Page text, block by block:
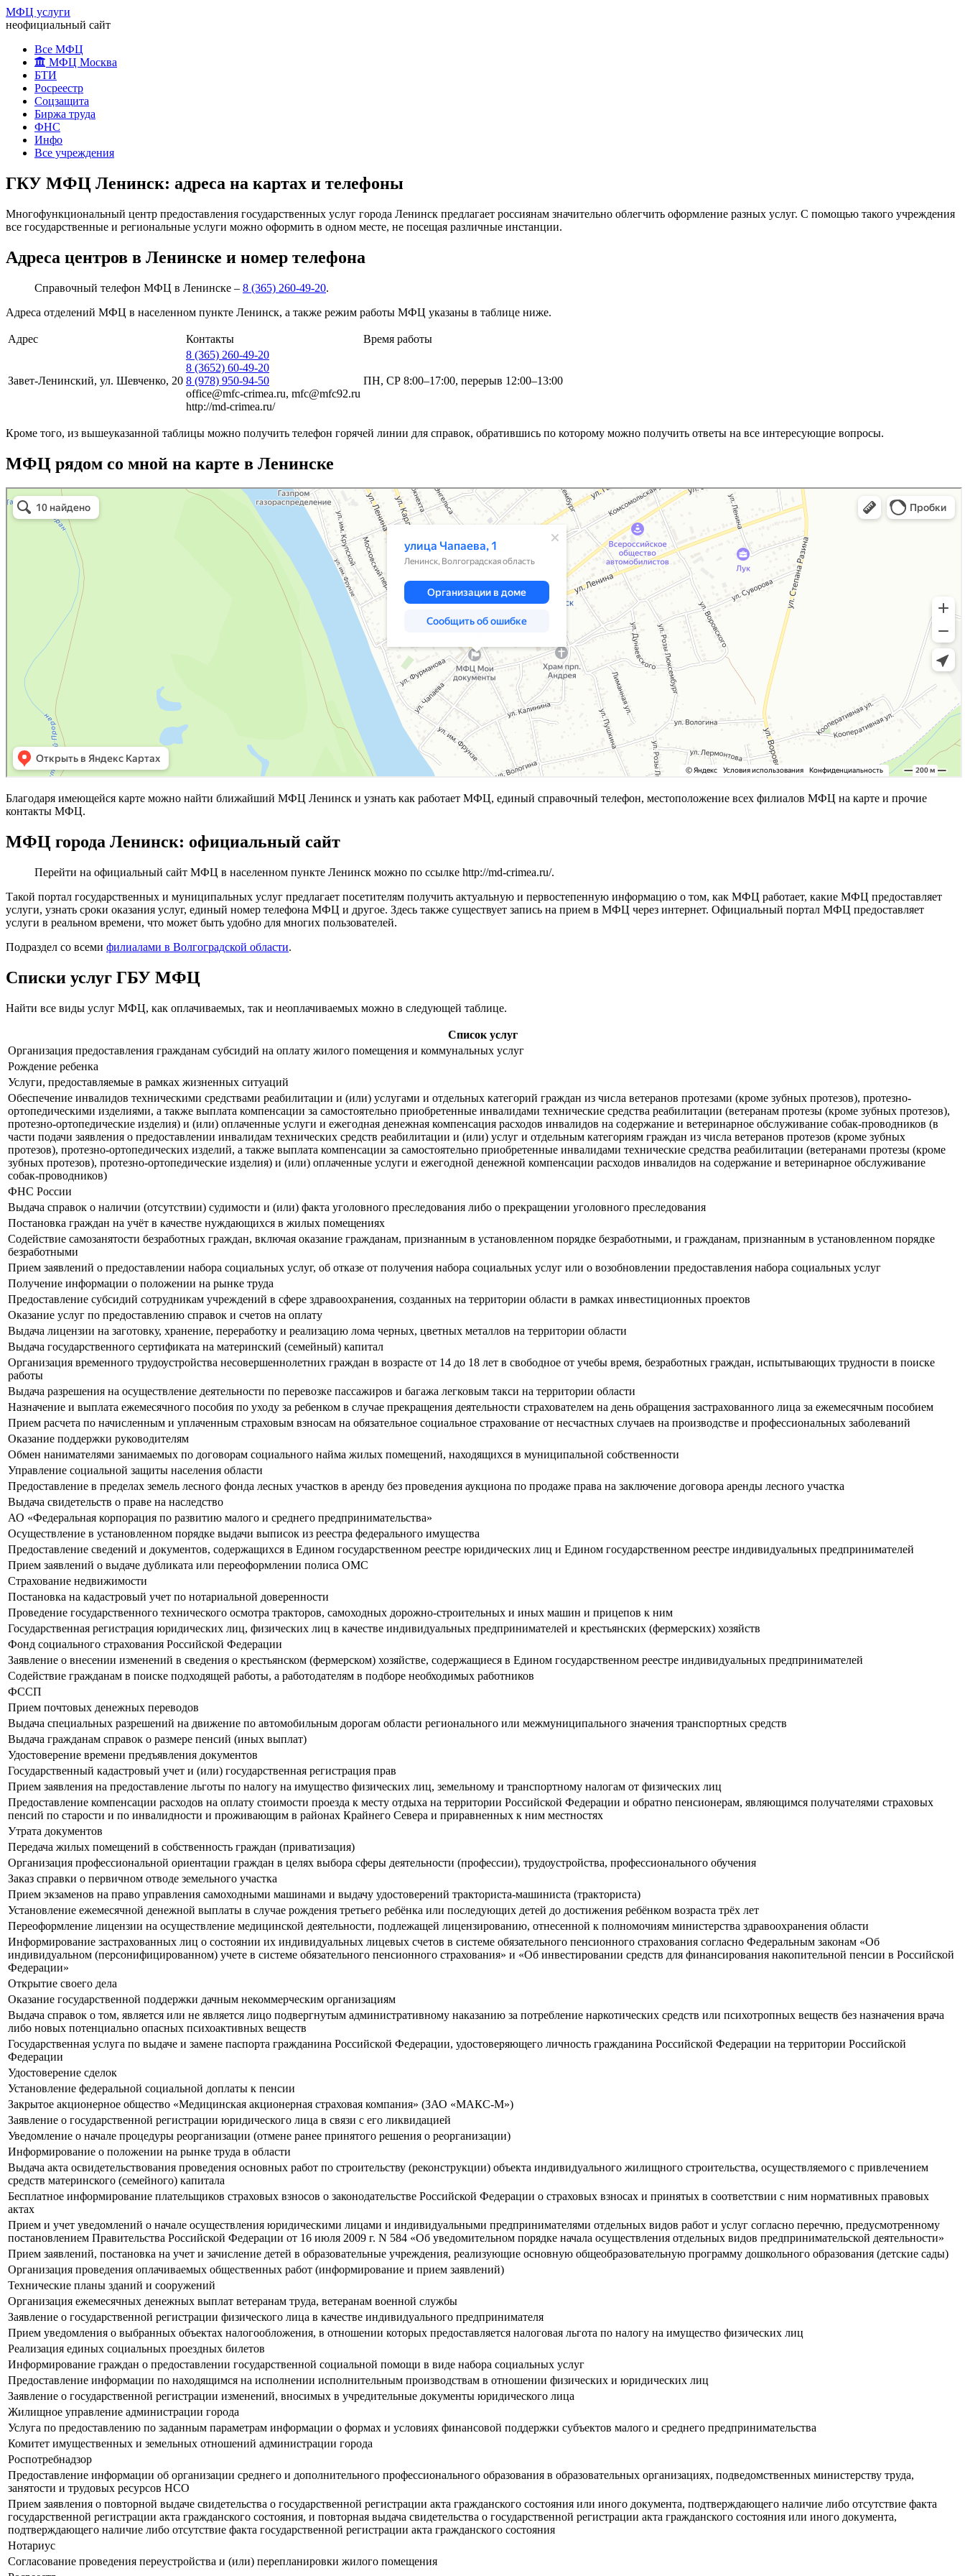
МФЦ услуги
неофициальный сайт
Все МФЦ
МФЦ Москва
БТИ
Росреестр
Соцзащита
Биржа труда
ФНС
Инфо
Все учреждения
ГКУ МФЦ Ленинск: адреса на картах и телефоны
Многофункциональный центр предоставления государственных услуг города Ленинск предлагает россиянам значительно облегчить оформление разных услуг. С помощью такого учреждения
все государственные и региональные услуги можно оформить в одном месте, не посещая различные инстанции.
Адреса центров в Ленинске и номер телефона
Справочный телефон МФЦ в Ленинске – 8 (365) 260-49-20.
Адреса отделений МФЦ в населенном пункте Ленинск, а также режим работы МФЦ указаны в таблице ниже.
Адрес Контакты Время работы
Завет-Ленинский, ул. Шевченко, 20
8 (365) 260-49-20
8 (3652) 60-49-20
8 (978) 950-94-50
office@mfc-crimea.ru, mfc@mfc92.ru
http://md-crimea.ru/
ПН, СР 8:00–17:00, перерыв 12:00–13:00
Кроме того, из вышеуказанной таблицы можно получить телефон горячей линии для справок, обратившись по которому можно получить ответы на все интересующие вопросы.
МФЦ рядом со мной на карте в Ленинске
Благодаря имеющейся карте можно найти ближайший МФЦ Ленинск и узнать как работает МФЦ, единый справочный телефон, местоположение всех филиалов МФЦ на карте и прочие
контакты МФЦ.
МФЦ города Ленинск: официальный сайт
Перейти на официальный сайт МФЦ в населенном пункте Ленинск можно по ссылке http://md-crimea.ru/.
Такой портал государственных и муниципальных услуг предлагает посетителям получить актуальную и первостепенную информацию о том, как МФЦ работает, какие МФЦ предоставляет
услуги, узнать сроки оказания услуг, единый номер телефона МФЦ и другое. Здесь также существует запись на прием в МФЦ через интернет. Официальный портал МФЦ предоставляет
услуги в реальном времени, что может быть удобно для многих пользователей.
Подраздел со всеми филиалами в Волгоградской области.
Списки услуг ГБУ МФЦ
Найти все виды услуг МФЦ, как оплачиваемых, так и неоплачиваемых можно в следующей таблице.
Список услуг
Организация предоставления гражданам субсидий на оплату жилого помещения и коммунальных услуг
Рождение ребенка
Услуги, предоставляемые в рамках жизненных ситуаций
Обеспечение инвалидов техническими средствами реабилитации и (или) услугами и отдельных категорий граждан из числа ветеранов протезами (кроме зубных протезов), протезно-
ортопедическими изделиями, а также выплата компенсации за самостоятельно приобретенные инвалидами технические средства реабилитации (ветеранам протезы (кроме зубных протезов),
протезно-ортопедические изделия) и (или) оплаченные услуги и ежегодная денежная компенсация расходов инвалидов на содержание и ветеринарное обслуживание собак-проводников (в
части подачи заявления о предоставлении инвалидам технических средств реабилитации и (или) услуг и отдельным категориям граждан из числа ветеранов протезов (кроме зубных
протезов), протезно-ортопедических изделий, а также выплата компенсации за самостоятельно приобретенные инвалидами технические средства реабилитации (ветеранами протезы (кроме
зубных протезов), протезно-ортопедические изделия) и (или) оплаченные услуги и ежегодной денежной компенсации расходов инвалидов на содержание и ветеринарное обслуживание
собак-проводников)
ФНС России
Выдача справок о наличии (отсутствии) судимости и (или) факта уголовного преследования либо о прекращении уголовного преследования
Постановка граждан на учёт в качестве нуждающихся в жилых помещениях
Содействие самозанятости безработных граждан, включая оказание гражданам, признанным в установленном порядке безработными, и гражданам, признанным в установленном порядке
безработными
Прием заявлений о предоставлении набора социальных услуг, об отказе от получения набора социальных услуг или о возобновлении предоставления набора социальных услуг
Получение информации о положении на рынке труда
Предоставление субсидий сотрудникам учреждений в сфере здравоохранения, созданных на территории области в рамках инвестиционных проектов
Оказание услуг по предоставлению справок и счетов на оплату
Выдача лицензии на заготовку, хранение, переработку и реализацию лома черных, цветных металлов на территории области
Выдача государственного сертификата на материнский (семейный) капитал
Организация временного трудоустройства несовершеннолетних граждан в возрасте от 14 до 18 лет в свободное от учебы время, безработных граждан, испытывающих трудности в поиске
работы
Выдача разрешения на осуществление деятельности по перевозке пассажиров и багажа легковым такси на территории области
Назначение и выплата ежемесячного пособия по уходу за ребенком в случае прекращения деятельности страхователем на день обращения застрахованного лица за ежемесячным пособием
Прием расчета по начисленным и уплаченным страховым взносам на обязательное социальное страхование от несчастных случаев на производстве и профессиональных заболеваний
Оказание поддержки руководителям
Обмен нанимателями занимаемых по договорам социального найма жилых помещений, находящихся в муниципальной собственности
Управление социальной защиты населения области
Предоставление в пределах земель лесного фонда лесных участков в аренду без проведения аукциона по продаже права на заключение договора аренды лесного участка
Выдача свидетельств о праве на наследство
АО «Федеральная корпорация по развитию малого и среднего предпринимательства»
Осуществление в установленном порядке выдачи выписок из реестра федерального имущества
Предоставление сведений и документов, содержащихся в Едином государственном реестре юридических лиц и Едином государственном реестре индивидуальных предпринимателей
Прием заявлений о выдаче дубликата или переоформлении полиса ОМС
Страхование недвижимости
Постановка на кадастровый учет по нотариальной доверенности
Проведение государственного технического осмотра тракторов, самоходных дорожно-строительных и иных машин и прицепов к ним
Государственная регистрация юридических лиц, физических лиц в качестве индивидуальных предпринимателей и крестьянских (фермерских) хозяйств
Фонд социального страхования Российской Федерации
Заявление о внесении изменений в сведения о крестьянском (фермерском) хозяйстве, содержащиеся в Едином государственном реестре индивидуальных предпринимателей
Содействие гражданам в поиске подходящей работы, а работодателям в подборе необходимых работников
ФССП
Прием почтовых денежных переводов
Выдача специальных разрешений на движение по автомобильным дорогам области регионального или межмуниципального значения транспортных средств
Выдача гражданам справок о размере пенсий (иных выплат)
Удостоверение времени предъявления документов
Государственный кадастровый учет и (или) государственная регистрация прав
Прием заявления на предоставление льготы по налогу на имущество физических лиц, земельному и транспортному налогам от физических лиц
Предоставление компенсации расходов на оплату стоимости проезда к месту отдыха на территории Российской Федерации и обратно пенсионерам, являющимся получателями страховых
пенсий по старости и по инвалидности и проживающим в районах Крайнего Севера и приравненных к ним местностях
Утрата документов
Передача жилых помещений в собственность граждан (приватизация)
Организация профессиональной ориентации граждан в целях выбора сферы деятельности (профессии), трудоустройства, профессионального обучения
Заказ справки о первичном отводе земельного участка
Прием экзаменов на право управления самоходными машинами и выдачу удостоверений тракториста-машиниста (тракториста)
Установление ежемесячной денежной выплаты в случае рождения третьего ребёнка или последующих детей до достижения ребёнком возраста трёх лет
Переоформление лицензии на осуществление медицинской деятельности, подлежащей лицензированию, отнесенной к полномочиям министерства здравоохранения области
Информирование застрахованных лиц о состоянии их индивидуальных лицевых счетов в системе обязательного пенсионного страхования согласно Федеральным законам «Об
индивидуальном (персонифицированном) учете в системе обязательного пенсионного страхования» и «Об инвестировании средств для финансирования накопительной пенсии в Российской
Федерации»
Открытие своего дела
Оказание государственной поддержки дачным некоммерческим организациям
Выдача справок о том, является или не является лицо подвергнутым административному наказанию за потребление наркотических средств или психотропных веществ без назначения врача
либо новых потенциально опасных психоактивных веществ
Государственная услуга по выдаче и замене паспорта гражданина Российской Федерации, удостоверяющего личность гражданина Российской Федерации на территории Российской
Федерации
Удостоверение сделок
Установление федеральной социальной доплаты к пенсии
Закрытое акционерное общество «Медицинская акционерная страховая компания» (ЗАО «МАКС-М»)
Заявление о государственной регистрации юридического лица в связи с его ликвидацией
Уведомление о начале процедуры реорганизации (отмене ранее принятого решения о реорганизации)
Информирование о положении на рынке труда в области
Выдача акта освидетельствования проведения основных работ по строительству (реконструкции) объекта индивидуального жилищного строительства, осуществляемого с привлечением
средств материнского (семейного) капитала
Бесплатное информирование плательщиков страховых взносов о законодательстве Российской Федерации о страховых взносах и принятых в соответствии с ним нормативных правовых
актах
Прием и учет уведомлений о начале осуществления юридическими лицами и индивидуальными предпринимателями отдельных видов работ и услуг согласно перечню, предусмотренному
постановлением Правительства Российской Федерации от 16 июля 2009 г. N 584 «Об уведомительном порядке начала осуществления отдельных видов предпринимательской деятельности»
Прием заявлений, постановка на учет и зачисление детей в образовательные учреждения, реализующие основную общеобразовательную программу дошкольного образования (детские сады)
Организация проведения оплачиваемых общественных работ (информирование и прием заявлений)
Технические планы зданий и сооружений
Организация ежемесячных денежных выплат ветеранам труда, ветеранам военной службы
Заявление о государственной регистрации физического лица в качестве индивидуального предпринимателя
Прием уведомления о выбранных объектах налогообложения, в отношении которых предоставляется налоговая льгота по налогу на имущество физических лиц
Реализация единых социальных проездных билетов
Информирование граждан о предоставлении государственной социальной помощи в виде набора социальных услуг
Предоставление информации по находящимся на исполнении исполнительным производствам в отношении физических и юридических лиц
Заявление о государственной регистрации изменений, вносимых в учредительные документы юридического лица
Жилищное управление администрации города
Услуга по предоставлению по заданным параметрам информации о формах и условиях финансовой поддержки субъектов малого и среднего предпринимательства
Комитет имущественных и земельных отношений администрации города
Роспотребнадзор
Предоставление информации об организации среднего и дополнительного профессионального образования в образовательных организациях, подведомственных министерству труда,
занятости и трудовых ресурсов НСО
Прием заявления о повторной выдаче свидетельства о государственной регистрации акта гражданского состояния или иного документа, подтверждающего наличие либо отсутствие факта
государственной регистрации акта гражданского состояния, и повторная выдача свидетельства о государственной регистрации акта гражданского состояния или иного документа,
подтверждающего наличие либо отсутствие факта государственной регистрации акта гражданского состояния
Нотариус
Согласование проведения переустройства и (или) перепланировки жилого помещения